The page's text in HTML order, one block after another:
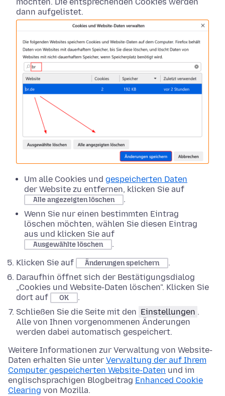
möchten. Die entsprechenden Cookies werden
dann aufgelistet.
Um alle Cookies und gespeicherten Daten
der Website zu entfernen, klicken Sie auf
Alle angezeigten löschen
.
Wenn Sie nur einen bestimmten Eintrag
löschen möchten, wählen Sie diesen Eintrag
aus und klicken Sie auf
Ausgewählte löschen
.
Klicken Sie auf
Änderungen speichern
.
Daraufhin öffnet sich der Bestätigungsdialog
„Cookies und Website-Daten löschen". Klicken Sie
dort auf
OK
.
Schließen Sie die Seite mit den Einstellungen .
Alle von Ihnen vorgenommenen Änderungen
werden dabei automatisch gespeichert.
Weitere Informationen zur Verwaltung von Website-
Daten erhalten Sie unter Verwaltung der auf Ihrem
Computer gespeicherten Website-Daten und im
englischsprachigen Blogbeitrag Enhanced Cookie
Clearing von Mozilla.